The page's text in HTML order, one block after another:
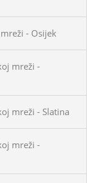
- Osijek
mreži -
mreži - Slatina
mreži -